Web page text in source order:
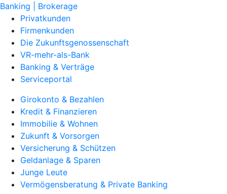
Banking | Brokerage
Privatkunden
Firmenkunden
Die Zukunftsgenossenschaft
VR-mehr-als-Bank
Banking & Verträge
Serviceportal
Girokonto & Bezahlen
Kredit & Finanzieren
Immobilie & Wohnen
Zukunft & Vorsorgen
Versicherung & Schützen
Geldanlage & Sparen
Junge Leute
Vermögensberatung & Private Banking